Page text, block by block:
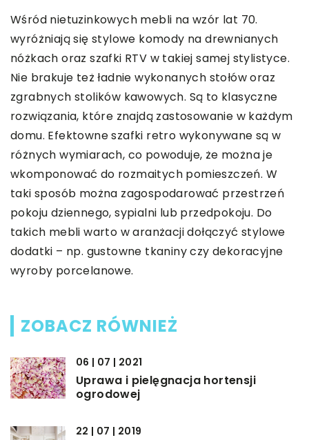
Wśród nietuzinkowych mebli na wzór lat 70.
wyróżniają się stylowe komody na drewnianych
nóżkach oraz szafki RTV w takiej samej stylistyce.
Nie brakuje też ładnie wykonanych stołów oraz
zgrabnych stolików kawowych. Są to klasyczne
rozwiązania, które znajdą zastosowanie w każdym
domu. Efektowne szafki retro wykonywane są w
różnych wymiarach, co powoduje, że można je
wkomponować do rozmaitych pomieszczeń. W
taki sposób można zagospodarować przestrzeń
pokoju dziennego, sypialni lub przedpokoju. Do
takich mebli warto w aranżacji dołączyć stylowe
dodatki – np. gustowne tkaniny czy dekoracyjne
wyroby porcelanowe.
ZOBACZ RÓWNIEŻ
06 | 07 | 2021
Uprawa i pielęgnacja hortensji
ogrodowej
22 | 07 | 2019